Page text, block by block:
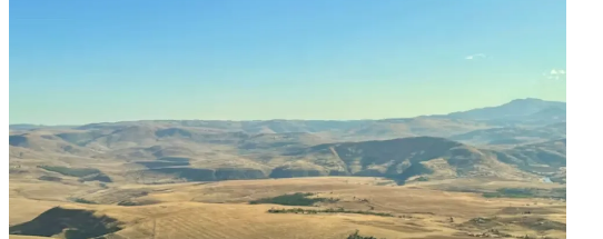
コンゴ共和国
埃及